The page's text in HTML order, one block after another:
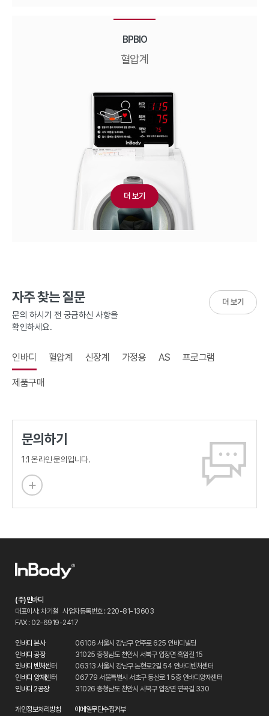
BPBIO
혈압계
더 보기
자주 찾는 질문
문의 하시기 전 궁금하신 사항을
확인하세요.
인바디 혈압계 신장계 가정용 AS 프로그램
제품구매
더 보기
문의하기
1:1 온라인 문의입니다.
(주)인바디
대표이사: 차기철 사업자등록번호 : 220-81-13603
FAX : 02-6919-2417
인바디 본사
06106 서울시 강남구 언주로 625 인바디빌딩
인바디 공장
31025 충청남도 천안시 서북구 입장면 흑암길 15
인바디 벤처센터
06313 서울시 강남구 논현로2길 54 인바디벤처센터
인바디 양재센터
06779 서울특별시 서초구 동산로 1 5층 인바디양재센터
인바디 2공장
31026 충청남도 천안시 서북구 입장면 연곡길 330
개인정보처리방침 이메일무단수집거부